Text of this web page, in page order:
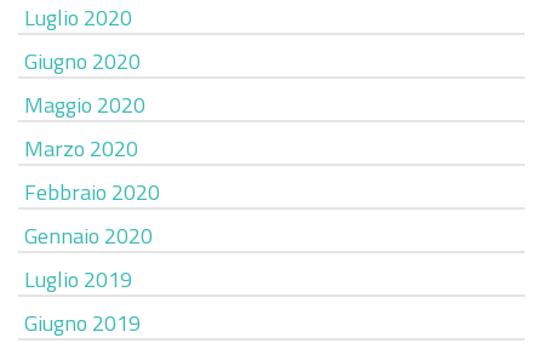
Luglio 2020
Giugno 2020
Maggio 2020
Marzo 2020
Febbraio 2020
Gennaio 2020
Luglio 2019
Giugno 2019